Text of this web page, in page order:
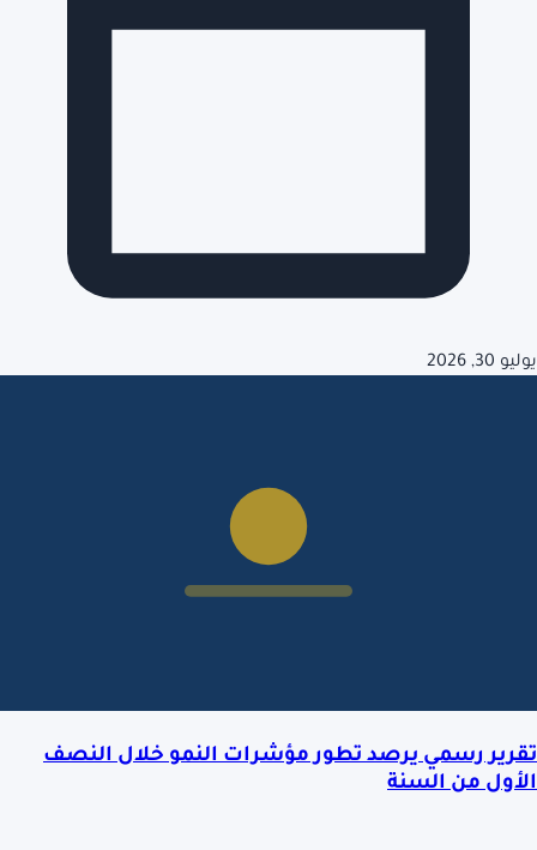
يوليو 30, 2026
تقرير رسمي يرصد تطور مؤشرات النمو خلال النصف
الأول من السنة